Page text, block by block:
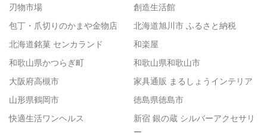
刃物市場
創造生活館
包丁・爪切りのかまや金物店
北海道旭川市 ふるさと納税
北海道銘菓 センカランド
和楽屋
和歌山県かつらぎ町
和歌山県和歌山市
大阪府高槻市
家具通販 まるしょうインテリア
山形県鶴岡市
徳島県徳島市
快適生活ワンヘルス
新宿 銀の蔵 シルバーアクセサリ
ー